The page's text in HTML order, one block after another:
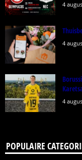
4
4
4
POPULAIRE